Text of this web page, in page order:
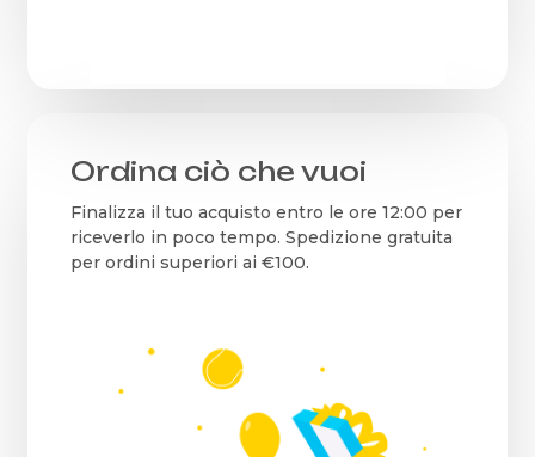
Ordina ciò che vuoi
Finalizza il tuo acquisto entro le ore 12:00 per
riceverlo in poco tempo. Spedizione gratuita
per ordini superiori ai €100.